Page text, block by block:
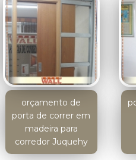
orçamento de
porta de correr em
madeira para
corredor Juquehy